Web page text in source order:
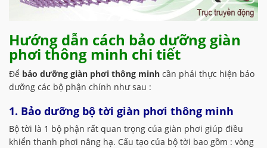
Hướng dẫn cách bảo dưỡng giàn
phơi thông minh chi tiết
Để bảo dưỡng giàn phơi thông minh cần phải thực hiện bảo
dưỡng các bộ phận chính như sau :
1. Bảo dưỡng bộ tời giàn phơi thông minh
Bộ tời là 1 bộ phận rất quan trọng của giàn phơi giúp điều
khiển thanh phơi nâng hạ. Cấu tạo của bộ tời bao gồm : vòng